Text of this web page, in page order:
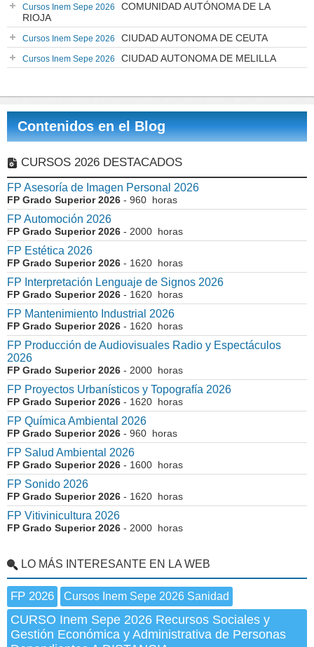
Cursos Inem Sepe 2026
COMUNIDAD AUTÓNOMA DE LA
RIOJA
Cursos Inem Sepe 2026 CIUDAD AUTONOMA DE CEUTA
Cursos Inem Sepe 2026 CIUDAD AUTONOMA DE MELILLA
Contenidos en el Blog
CURSOS 2026 DESTACADOS
FP Asesoría de Imagen Personal 2026
FP Grado Superior 2026 - 960 horas
FP Automoción 2026
FP Grado Superior 2026 - 2000 horas
FP Estética 2026
FP Grado Superior 2026 - 1620 horas
FP Interpretación Lenguaje de Signos 2026
FP Grado Superior 2026 - 1620 horas
FP Mantenimiento Industrial 2026
FP Grado Superior 2026 - 1620 horas
FP Producción de Audiovisuales Radio y Espectáculos
2026
FP Grado Superior 2026 - 2000 horas
FP Proyectos Urbanísticos y Topografía 2026
FP Grado Superior 2026 - 1620 horas
FP Química Ambiental 2026
FP Grado Superior 2026 - 960 horas
FP Salud Ambiental 2026
FP Grado Superior 2026 - 1600 horas
FP Sonido 2026
FP Grado Superior 2026 - 1620 horas
FP Vitivinicultura 2026
FP Grado Superior 2026 - 2000 horas
LO MÁS INTERESANTE EN LA WEB
FP 2026 Cursos Inem Sepe 2026 Sanidad
CURSO Inem Sepe 2026 Recursos Sociales y
Gestión Económica y Administrativa de Personas